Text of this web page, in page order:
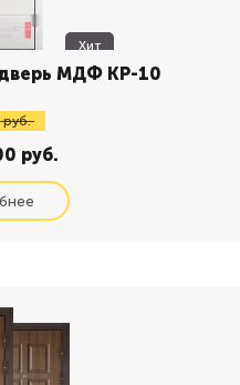
Хит
МДФ КР-10
руб.